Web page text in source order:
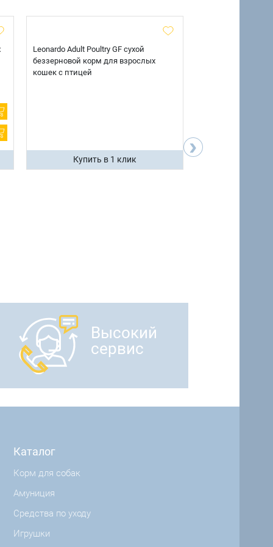
Leonardo Adult Poultry GF сухой
беззерновой корм для взрослых
кошек с птицей
Купить в 1 клик ›
Высокий
сервис
Каталог
Корм для собак
Амуниция
Средства по уходу
Игрушки